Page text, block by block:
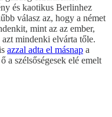
és kaotikus Berlinhez
válasz az, hogy a német
mint az az ember,
mindenki elvárta tőle.
azzal adta el másnap a
a szélsőségesek elé emelt